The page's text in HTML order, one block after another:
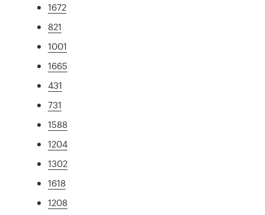
1672
821
1001
1665
431
731
1588
1204
1302
1618
1208